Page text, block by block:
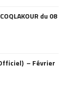
du 08
Officiel) – Février